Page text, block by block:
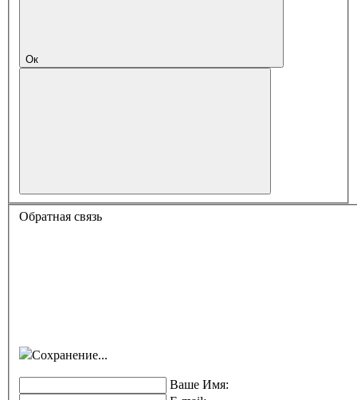
Ок
Обратная связь
Сохранение...
Ваше Имя: